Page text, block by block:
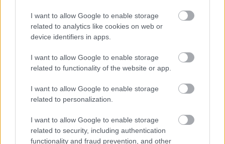
I want to allow Google to enable storage
related to analytics like cookies on web or
device identifiers in apps.
I want to allow Google to enable storage
related to functionality of the website or app.
I want to allow Google to enable storage
related to personalization.
I want to allow Google to enable storage
related to security, including authentication
functionality and fraud prevention, and other
a csillagok elfogytak, jon egy s, beolvassuk string
cimnek a 666-ot.. mivel ez nem egy ervenyes cim,
mikor megprobalja hasznalni a fuggveny
t.. ha nem 's' szerepel a format string-ben, akkor
ugye a 666-ot nem memoriacimkent hasznaljuk,
egy megjegyzes: irtam az elozo kommentemben,
hogy a live NetBSD-n a strlen-ben szallt el a
program.. a tippem az, hogy a 'rendes' NetBSD-ben
levo __vfprintf_unlocked-ban a strlen inline-kent van